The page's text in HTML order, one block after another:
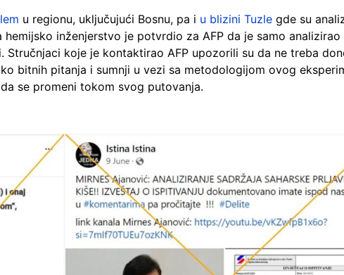
u regionu, uključujući Bosnu, pa i u blizini Tuzle gde su
hemijsko inženjerstvo je potvrdio za AFP da je samo
koje je kontaktirao AFP upozorili su da ne treba
bitnih pitanja i sumnji u vezi sa metodologijom ovog
se promeni tokom svog putovanja.